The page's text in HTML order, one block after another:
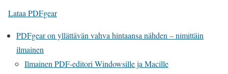
Lataa PDFgear
PDFgear on yllättävän vahva hintaansa nähden – nimittäin
ilmainen
Ilmainen PDF-editori Windowsille ja Macille